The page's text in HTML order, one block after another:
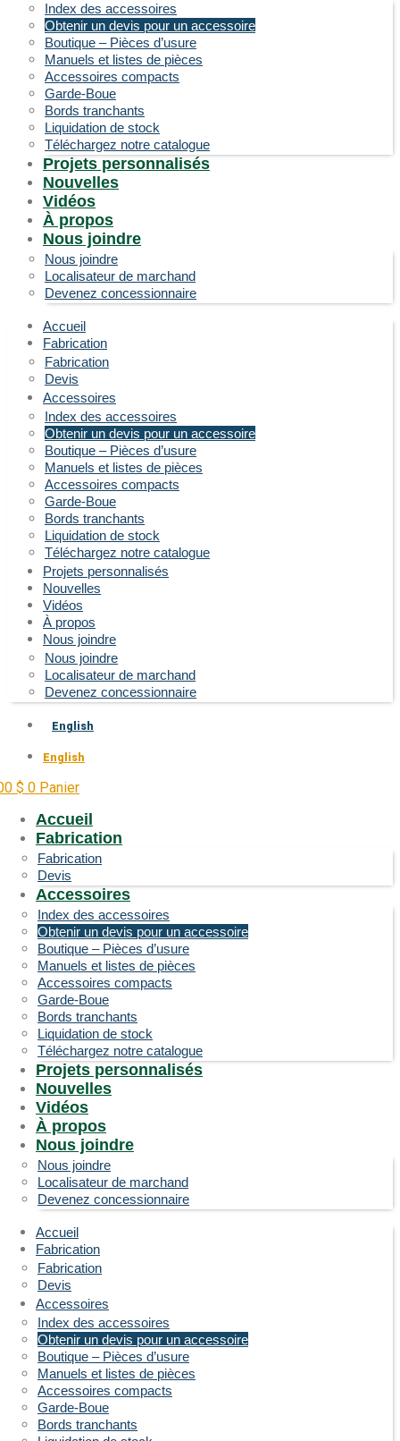
Index des accessoires
Obtenir un devis pour un accessoire
Boutique – Pièces d’usure
Manuels et listes de pièces
Accessoires compacts
Garde-Boue
Bords tranchants
Liquidation de stock
Téléchargez notre catalogue
Projets personnalisés
Nouvelles
Vidéos
À propos
Nous joindre
Nous joindre
Localisateur de marchand
Devenez concessionnaire
Accueil
Fabrication
Fabrication
Devis
Accessoires
Index des accessoires
Obtenir un devis pour un accessoire
Boutique – Pièces d’usure
Manuels et listes de pièces
Accessoires compacts
Garde-Boue
Bords tranchants
Liquidation de stock
Téléchargez notre catalogue
Projets personnalisés
Nouvelles
Vidéos
À propos
Nous joindre
Nous joindre
Localisateur de marchand
Devenez concessionnaire
English
English
$ 0 Panier
Accueil
Fabrication
Fabrication
Devis
Accessoires
Index des accessoires
Obtenir un devis pour un accessoire
Boutique – Pièces d’usure
Manuels et listes de pièces
Accessoires compacts
Garde-Boue
Bords tranchants
Liquidation de stock
Téléchargez notre catalogue
Projets personnalisés
Nouvelles
Vidéos
À propos
Nous joindre
Nous joindre
Localisateur de marchand
Devenez concessionnaire
Accueil
Fabrication
Fabrication
Devis
Accessoires
Index des accessoires
Obtenir un devis pour un accessoire
Boutique – Pièces d’usure
Manuels et listes de pièces
Accessoires compacts
Garde-Boue
Bords tranchants